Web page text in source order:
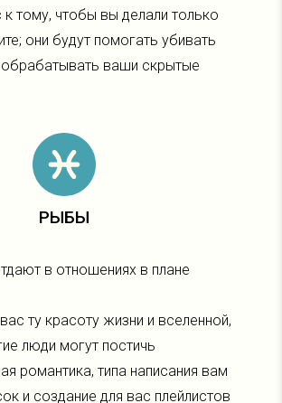
к тому, чтобы вы делали только
они будут помогать убивать
обрабатывать ваши скрытые
РЫБЫ
в отношениях в плане
ту красоту жизни и вселенной,
люди могут постичь
романтика, типа написания вам
и создание для вас плейлистов